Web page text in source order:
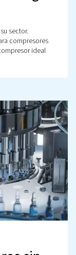
por qué los
la seguridad y la